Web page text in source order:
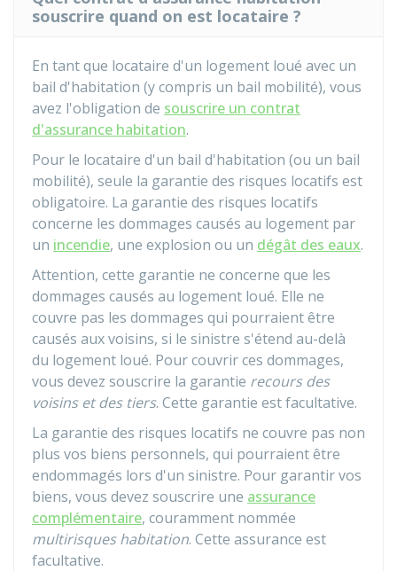
souscrire quand on est locataire ?
En tant que locataire d'un logement loué avec un
bail d'habitation (y compris un bail mobilité), vous
avez l'obligation de souscrire un contrat
d'assurance habitation.
Pour le locataire d'un bail d'habitation (ou un bail
mobilité), seule la garantie des risques locatifs est
obligatoire. La garantie des risques locatifs
concerne les dommages causés au logement par
un incendie, une explosion ou un dégât des eaux.
Attention, cette garantie ne concerne que les
dommages causés au logement loué. Elle ne
couvre pas les dommages qui pourraient être
causés aux voisins, si le sinistre s'étend au-delà
du logement loué. Pour couvrir ces dommages,
vous devez souscrire la garantie recours des
voisins et des tiers. Cette garantie est facultative.
La garantie des risques locatifs ne couvre pas non
plus vos biens personnels, qui pourraient être
endommagés lors d'un sinistre. Pour garantir vos
biens, vous devez souscrire une assurance
complémentaire, couramment nommée
multirisques habitation. Cette assurance est
facultative.